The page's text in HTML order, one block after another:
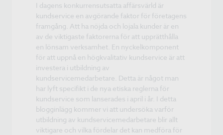
I dagens konkurrensutsatta affärsvärld är
kundservice en avgörande faktor för företagens
framgång. Att ha nöjda och lojala kunder är en
av de viktigaste faktorerna för att upprätthålla
en lönsam verksamhet. En nyckelkomponent
för att uppnå en högkvalitativ kundservice är att
investera i utbildning av
kundservicemedarbetare. Detta är något man
har lyft specifikt i de nya etiska reglerna för
kundservice som lanserades i april i år. I detta
blogginlägg kommer vi att undersöka varför
utbildning av kundservicemedarbetare blir allt
viktigare och vilka fördelar det kan medföra för